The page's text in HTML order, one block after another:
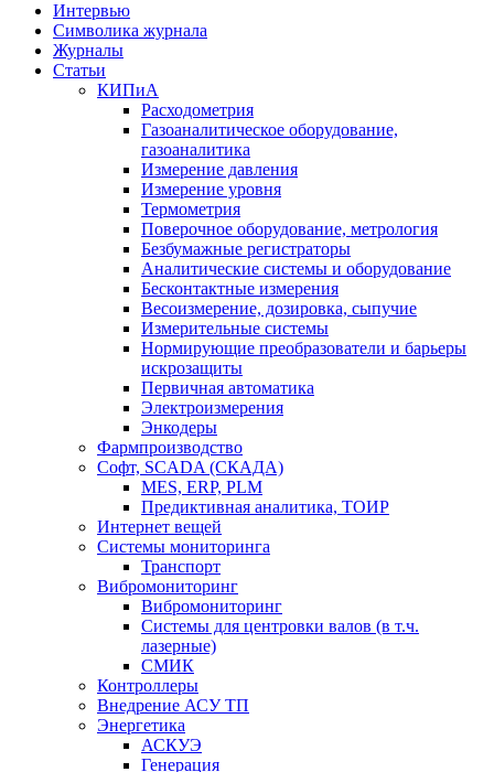
Интервью
Символика журнала
Журналы
Статьи
КИПиА
Расходометрия
Газоаналитическое оборудование,
газоаналитика
Измерение давления
Измерение уровня
Термометрия
Поверочное оборудование, метрология
Безбумажные регистраторы
Аналитические системы и оборудование
Бесконтактные измерения
Весоизмерение, дозировка, сыпучие
Измерительные системы
Нормирующие преобразователи и барьеры
искрозащиты
Первичная автоматика
Электроизмерения
Энкодеры
Фармпроизводство
Софт, SCADA (СКАДА)
MES, ERP, PLM
Предиктивная аналитика, ТОИР
Интернет вещей
Системы мониторинга
Транспорт
Вибромониторинг
Вибромониторинг
Системы для центровки валов (в т.ч.
лазерные)
СМИК
Контроллеры
Внедрение АСУ ТП
Энергетика
АСКУЭ
Генерация